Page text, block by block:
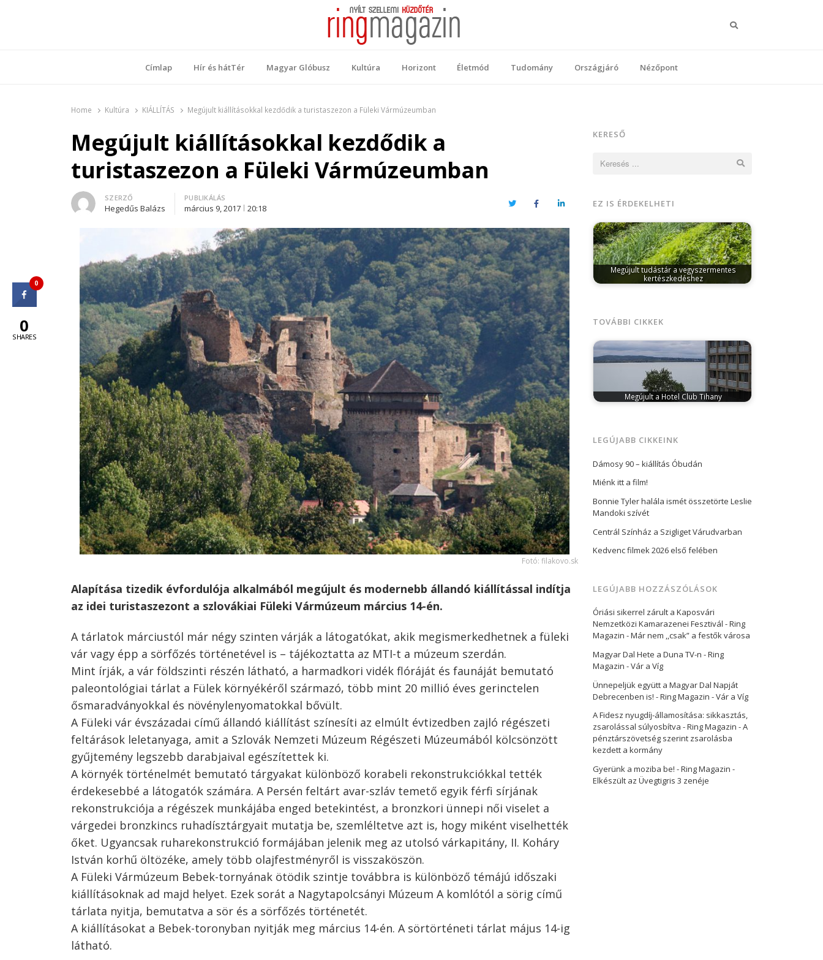
Címlap Hír és hátTér Magyar Glóbusz Kultúra Horizont Életmód Tudomány Országjáró Nézőpont
Home Kultúra KIÁLLÍTÁS Megújult kiállításokkal kezdődik a turistaszezon a Füleki Vármúzeumban
Megújult kiállításokkal kezdődik a
turistaszezon a Füleki Vármúzeumban
Author
SZERZŐ
Hegedűs Balázs
PUBLIKÁLÁS
március 9, 2017 20:18 TwitterFacebookLinkedIn
Fotó: filakovo.sk
Alapítása tizedik évfordulója alkalmából megújult és modernebb állandó kiállítással indítja
az idei turistaszezont a szlovákiai Füleki Vármúzeum március 14-én.
A tárlatok márciustól már négy szinten várják a látogatókat, akik megismerkedhetnek a füleki
vár vagy épp a sörfőzés történetével is – tájékoztatta az MTI-t a múzeum szerdán.
Mint írják, a vár földszinti részén látható, a harmadkori vidék flóráját és faunáját bemutató
paleontológiai tárlat a Fülek környékéről származó, több mint 20 millió éves gerinctelen
ősmaradványokkal és növénylenyomatokkal bővült.
A Füleki vár évszázadai című állandó kiállítást színesíti az elmúlt évtizedben zajló régészeti
feltárások leletanyaga, amit a Szlovák Nemzeti Múzeum Régészeti Múzeumából kölcsönzött
gyűjtemény legszebb darabjaival egészítettek ki.
A környék történelmét bemutató tárgyakat különböző korabeli rekonstrukciókkal tették
érdekesebbé a látogatók számára. A Persén feltárt avar-szláv temető egyik férfi sírjának
rekonstrukciója a régészek munkájába enged betekintést, a bronzkori ünnepi női viselet a
várgedei bronzkincs ruhadísztárgyait mutatja be, szemléltetve azt is, hogy miként viselhették
őket. Ugyancsak ruharekonstrukció formájában jelenik meg az utolsó várkapitány, II. Koháry
István korhű öltözéke, amely több olajfestményről is visszaköszön.
A Füleki Vármúzeum Bebek-tornyának ötödik szintje továbbra is különböző témájú időszaki
kiállításoknak ad majd helyet. Ezek sorát a Nagytapolcsányi Múzeum A komlótól a sörig című
tárlata nyitja, bemutatva a sör és a sörfőzés történetét.
A kiállításokat a Bebek-toronyban nyitják meg március 14-én. A sörtörténeti tárlat május 14-ig
látható.
KERESŐ
EZ IS ÉRDEKELHETI
Megújult tudástár a vegyszermentes
kertészkedéshez
TOVÁBBI CIKKEK
Megújult a Hotel Club Tihany
LEGÚJABB CIKKEINK
Dámosy 90 – kiállítás Óbudán
Miénk itt a film!
Bonnie Tyler halála ismét összetörte Leslie
Mandoki szívét
Centrál Színház a Szigliget Várudvarban
Kedvenc filmek 2026 első felében
LEGÚJABB HOZZÁSZÓLÁSOK
Óriási sikerrel zárult a Kaposvári
Nemzetközi Kamarazenei Fesztivál - Ring
Magazin -Már nem ,,csak” a festők városa
Magyar Dal Hete a Duna TV-n - Ring
Magazin -Vár a Víg
Ünnepeljük együtt a Magyar Dal Napját
Debrecenben is! - Ring Magazin -Vár a Víg
A Fidesz nyugdíj-államosítása: sikkasztás,
zsarolással súlyosbítva - Ring Magazin -A
pénztárszövetség szerint zsarolásba
kezdett a kormány
Gyerünk a moziba be! - Ring Magazin -
Elkészült az Üvegtigris 3 zenéje
0
0
SHARES